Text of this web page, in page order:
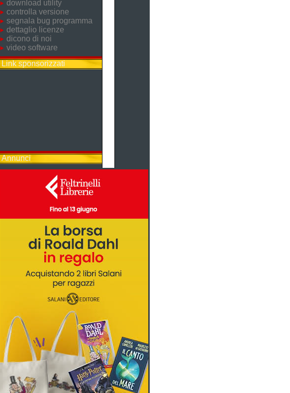
download utility
controlla versione
segnala bug programma
dettaglio licenze
dicono di noi
video software
Link sponsorizzati
Annunci